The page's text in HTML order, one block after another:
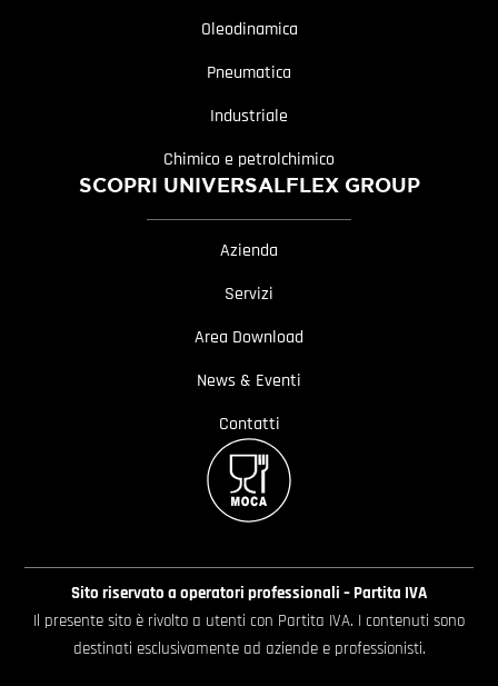
Oleodinamica
Pneumatica
Industriale
Chimico e petrolchimico
SCOPRI UNIVERSALFLEX GROUP
Azienda
Servizi
Area Download
News & Eventi
Contatti
Sito riservato a operatori professionali – Partita IVA
Il presente sito è rivolto a utenti con Partita IVA. I contenuti sono
destinati esclusivamente ad aziende e professionisti.